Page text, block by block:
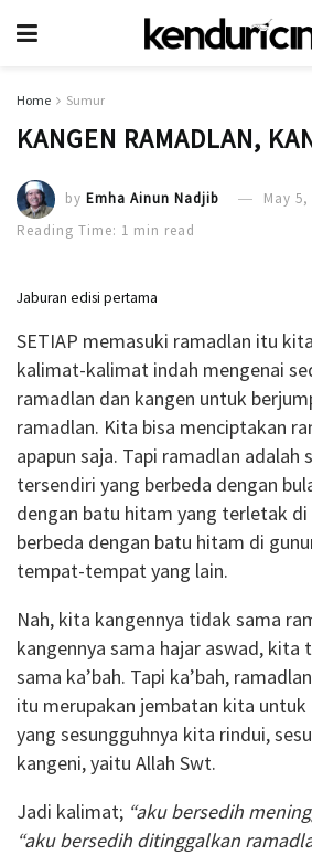
Home Sumur
KANGEN RAMADLAN,
by Emha Ainun Nadjib
May 5,
Reading Time: 1 min read
Jaburan edisi pertama
SETIAP memasuki ramadlan itu
kalimat-kalimat indah mengenai
ramadlan dan kangen untuk
ramadlan. Kita bisa menciptakan
apapun saja. Tapi ramadlan adalah
tersendiri yang berbeda dengan
dengan batu hitam yang terletak di
berbeda dengan batu hitam di
tempat-tempat yang lain.
Nah, kita kangennya tidak sama
kangennya sama hajar aswad, kita
sama ka’bah. Tapi ka’bah,
itu merupakan jembatan kita untuk
yang sesungguhnya kita rindui,
kangeni, yaitu Allah Swt.
Jadi kalimat; “aku bersedih
“aku bersedih ditinggalkan